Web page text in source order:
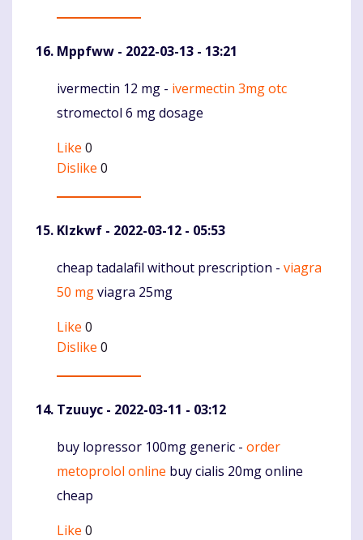
Mppfww - 2022-03-13 - 13:21
Komentaras
ivermectin 12 mg - ivermectin 3mg otc
stromectol 6 mg dosage
Like 0
Dislike 0
Klzkwf - 2022-03-12 - 05:53
Komentaras
cheap tadalafil without prescription - viagra
50 mgviagra 25mg
Like 0
Dislike 0
Tzuuyc - 2022-03-11 - 03:12
Komentaras
buy lopressor 100mg generic - order
metoprolol online buy cialis 20mg online
cheap
Like 0